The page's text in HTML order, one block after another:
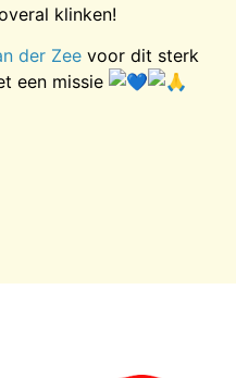
klinken!
der Zee voor dit sterk
een missie